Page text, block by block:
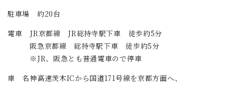
駐車場 約20台
電車 JR京都線 JR総持寺駅下車 徒歩約5分
阪急京都線 総持寺駅下車 徒歩約5分
※JR、阪急とも普通電車ので停車
車 名神高速茨木ICから国道171号線を京都方面へ、